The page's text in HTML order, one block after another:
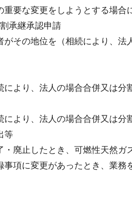
要な変更をしようとする場合
承継承認申請
その地位を（相続により、
より、法人の場合合併又は分
より、法人の場合合併又は分
等
廃止したとき、可燃性天然
項に変更があったとき、業務